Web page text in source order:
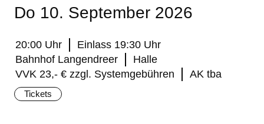
Do 10. September 2026
20:00 Uhr
Einlass 19:30 Uhr
Bahnhof Langendreer
Halle
VVK 23,- € zzgl. Systemgebühren
AK tba
Tickets